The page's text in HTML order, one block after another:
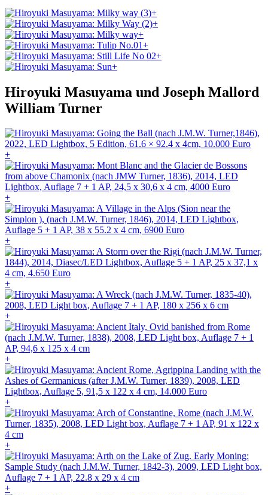
+
+
+
+
+
+
Hiroyuki Masuyama und Joseph Mallord
William Turner
+
+
+
+
+
+
+
+
+